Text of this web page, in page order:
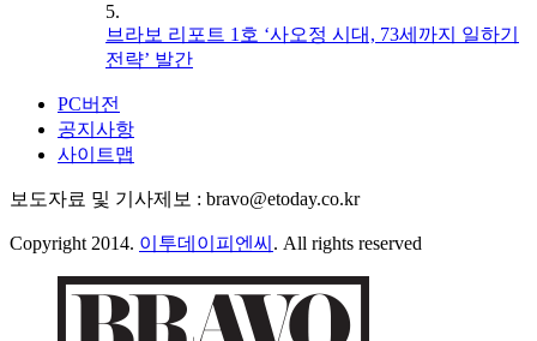
5.
브라보 리포트 1호 ‘사오정 시대, 73세까지 일하기
전략’ 발간
PC버전
공지사항
사이트맵
보도자료 및 기사제보 : bravo@etoday.co.kr
Copyright 2014. 이투데이피엔씨 . All rights reserved